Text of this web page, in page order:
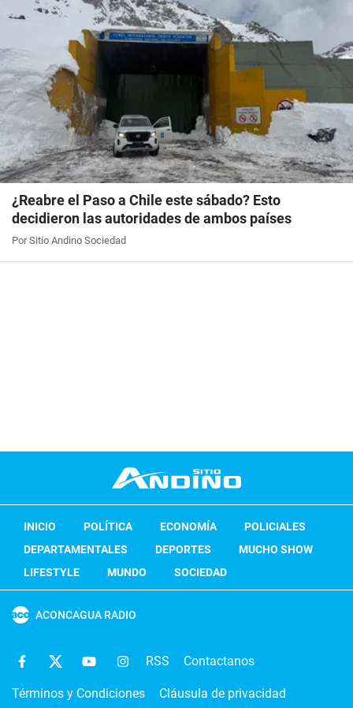
¿Reabre el Paso a Chile este sábado? Esto
decidieron las autoridades de ambos países
Por Sitio Andino Sociedad
INICIO POLÍTICA ECONOMÍA
POLICIALES
DEPARTAMENTALES
DEPORTES
MUCHO SHOW
LIFESTYLE
MUNDO SOCIEDAD
ACONCAGUA RADIO
RSS Contactanos
Términos y Condiciones Cláusula de privacidad